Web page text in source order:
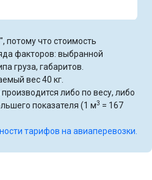
потому что стоимость
факторов: выбранной
груза, габаритов.
вес 40 кг.
либо по весу, либо
показателя (1 м3 = 167
тарифов на авиаперевозки.